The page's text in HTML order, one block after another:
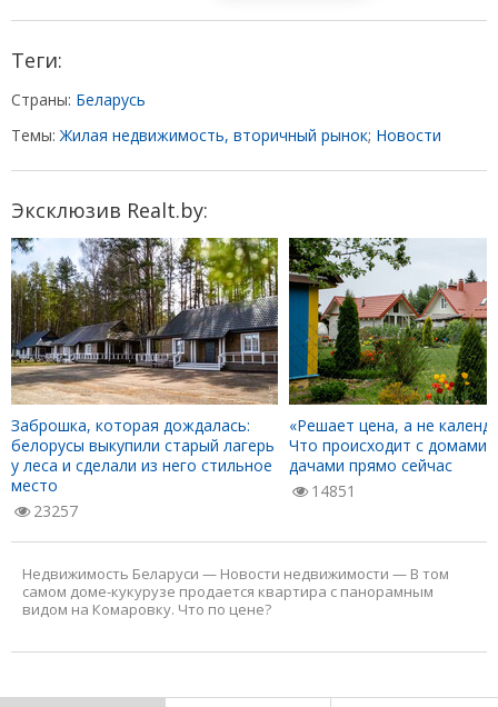
Теги:
Страны: Беларусь
Темы:Жилая недвижимость, вторичный рынок; Новости
Эксклюзив Realt.by:
Заброшка, которая дождалась:
белорусы выкупили старый лагерь
у леса и сделали из него стильное
место
23257
«Решает цена, а не
Что происходит с домами
дачами прямо сейчас
14851
Недвижимость Беларуси — Новости недвижимости — В том
самом доме-кукурузе продается квартира с панорамным
видом на Комаровку. Что по цене?